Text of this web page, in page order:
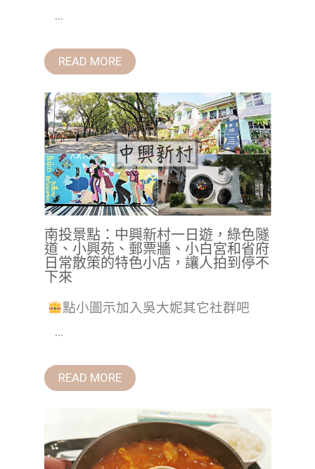
...
READ MORE
南投景點：中興新村一日遊，綠色隧
道、小興苑、郵票牆、小白宮和省府
日常散策的特色小店，讓人拍到停不
下來
點小圖示加入吳大妮其它社群吧
...
READ MORE